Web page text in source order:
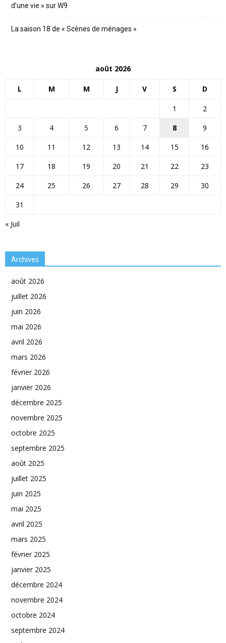
d’une vie » sur W9
La saison 18 de « Scènes de ménages »
août 2026
L M M J V S D
« Juil
1
2
3
4 5 6 7 8
9
10
11 12 13 14 15
16
17
18 19 20 21 22
23
24
25 26 27 28 29
30
31
Archives
août 2026
juillet 2026
juin 2026
mai 2026
avril 2026
mars 2026
février 2026
janvier 2026
décembre 2025
novembre 2025
octobre 2025
septembre 2025
août 2025
juillet 2025
juin 2025
mai 2025
avril 2025
mars 2025
février 2025
janvier 2025
décembre 2024
novembre 2024
octobre 2024
septembre 2024